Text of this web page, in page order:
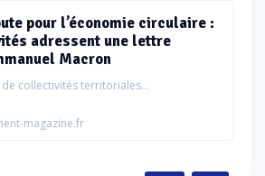
pour l’économie circulaire :
adressent une lettre
Macron
collectivités territoriales...
magazine.fr